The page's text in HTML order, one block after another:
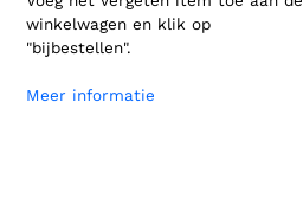
winkelwagen en klik op
"bijbestellen".
Meer informatie